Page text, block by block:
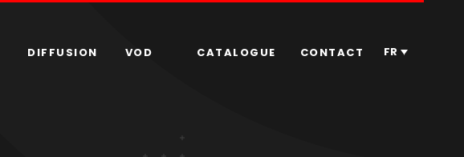
DIFFUSION VOD CONTACT
CATALOGUE FR